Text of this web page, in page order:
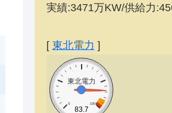
実績:3471万KW/供給力
[ 東北電力 ]
東北電力
0 100
83.7